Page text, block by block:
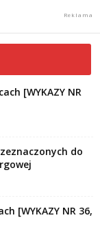
[WYKAZY NR
do
[WYKAZY NR 36,